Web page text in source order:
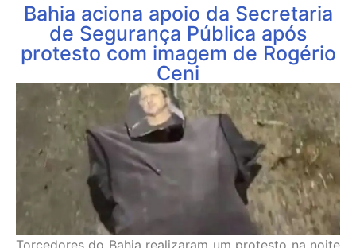
Bahia aciona apoio da Secretaria
de Segurança Pública após
protesto com imagem de Rogério
Ceni